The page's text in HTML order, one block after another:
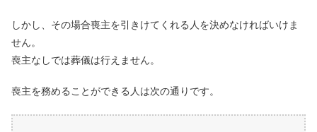
しかし、その場合喪主を引きけてくれる人を決めなければいけま
せん。
喪主なしでは葬儀は行えません。
喪主を務めることができる人は次の通りです。